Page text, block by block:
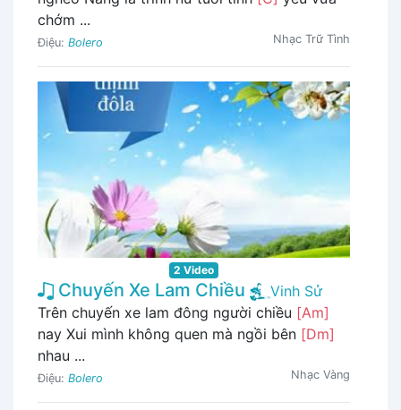
chớm ...
Điệu: Bolero Nhạc Trữ Tình
2 Video
Chuyến Xe Lam Chiều
Vinh Sử
Trên chuyến xe lam đông người chiều [Am]
nay Xui mình không quen mà ngồi bên [Dm]
nhau ...
Điệu: Bolero Nhạc Vàng